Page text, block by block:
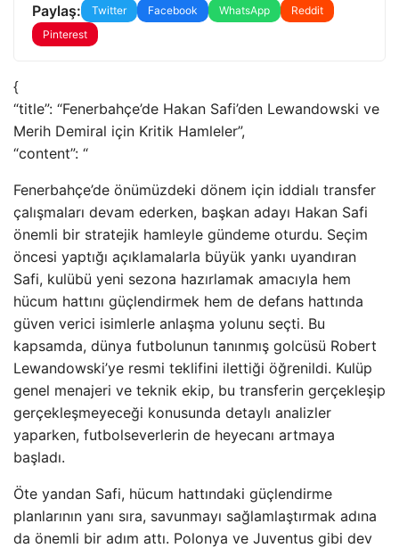
Paylaş: Twitter Facebook WhatsApp
Reddit
Pinterest
{
“title”: “Fenerbahçe’de Hakan Safi’den Lewandowski ve
Merih Demiral için Kritik Hamleler”,
“content”: “
Fenerbahçe’de önümüzdeki dönem için iddialı transfer
çalışmaları devam ederken, başkan adayı Hakan Safi
önemli bir stratejik hamleyle gündeme oturdu. Seçim
öncesi yaptığı açıklamalarla büyük yankı uyandıran
Safi, kulübü yeni sezona hazırlamak amacıyla hem
hücum hattını güçlendirmek hem de defans hattında
güven verici isimlerle anlaşma yolunu seçti. Bu
kapsamda, dünya futbolunun tanınmış golcüsü Robert
Lewandowski’ye resmi teklifini ilettiği öğrenildi. Kulüp
genel menajeri ve teknik ekip, bu transferin gerçekleşip
gerçekleşmeyeceği konusunda detaylı analizler
yaparken, futbolseverlerin de heyecanı artmaya
başladı.
Öte yandan Safi, hücum hattındaki güçlendirme
planlarının yanı sıra, savunmayı sağlamlaştırmak adına
da önemli bir adım attı. Polonya ve Juventus gibi dev